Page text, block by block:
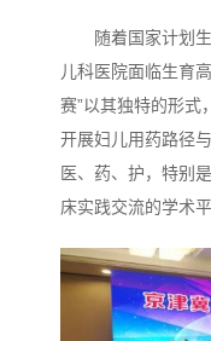
随着国家计划
儿科医院面临生育
赛”以其独特的形式
开展妇儿用药路径
医、药、护，特别
床实践交流的学术平